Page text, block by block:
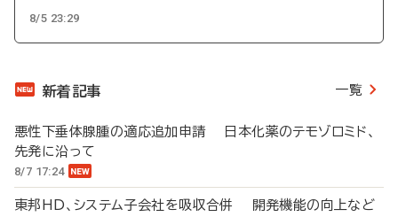
8/5 23:29
新着記事 一覧
悪性下垂体腺腫の適応追加申請 日本化薬のテモゾロミド、
先発に沿って
8/7 17:24
東邦HD、システム子会社を吸収合併 開発機能の向上など